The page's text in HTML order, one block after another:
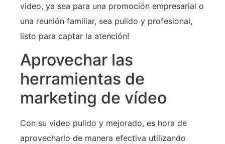
video, ya sea para una promoción empresarial o
una reunión familiar, sea pulido y profesional,
listo para captar la atención!
Aprovechar las
herramientas de
marketing de vídeo
Con su video pulido y mejorado, es hora de
aprovecharlo de manera efectiva utilizando